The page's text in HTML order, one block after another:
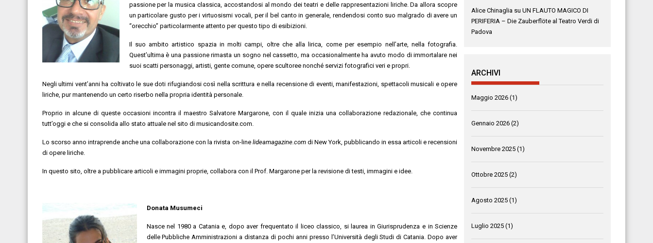
passione per la musica classica, accostandosi al mondo dei teatri e delle rappresentazioni liriche. Da allora scopre
un particolare gusto per i virtuosismi vocali, per il bel canto in generale, rendendosi conto suo malgrado di avere un
“orecchio” particolarmente attento per questo tipo di esibizioni.
Il suo ambito artistico spazia in molti campi, oltre che alla lirica, come per esempio nell’arte, nella fotografia.
Quest’ultima è una passione rimasta un sogno nel cassetto, ma occasionalmente ha avuto modo di immortalare nei
suoi scatti personaggi, artisti, gente comune, opere scultoree nonché servizi fotografici veri e propri.
Negli ultimi vent’anni ha coltivato le sue doti rifugiandosi così nella scrittura e nella recensione di eventi, manifestazioni, spettacoli musicali e opere
liriche, pur mantenendo un certo riserbo nella propria identità personale.
Proprio in alcune di queste occasioni incontra il maestro Salvatore Margarone, con il quale inizia una collaborazione redazionale, che continua
tutt’oggi e che si consolida allo stato attuale nel sito di musicandosite.com.
Lo scorso anno intraprende anche una collaborazione con la rivista on-line lideamagazine.com di New York, pubblicando in essa articoli e recensioni
di opere liriche.
In questo sito, oltre a pubblicare articoli e immagini proprie, collabora con il Prof. Margarone per la revisione di testi, immagini e idee.
Donata Musumeci
Nasce nel 1980 a Catania e, dopo aver frequentato il liceo classico, si laurea in Giurisprudenza e in Scienze
delle Pubbliche Amministrazioni a distanza di pochi anni presso l’Università degli Studi di Catania. Dopo aver
Alice Chinaglia suUN FLAUTO MAGICO DI
PERIFERIA – Die Zauberflöte al Teatro Verdi di
Padova
ARCHIVI
Maggio 2026 (1)
Gennaio 2026 (2)
Novembre 2025 (1)
Ottobre 2025 (2)
Agosto 2025 (1)
Luglio 2025 (1)